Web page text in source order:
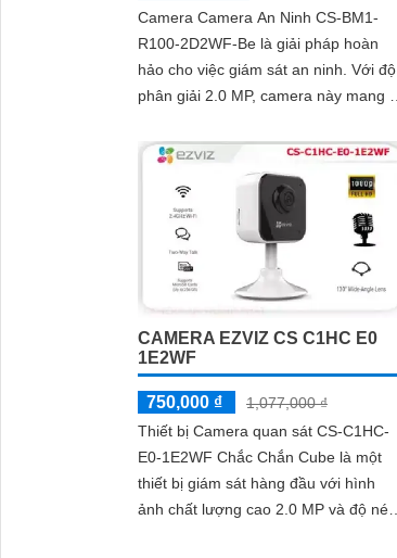
Camera Camera An Ninh CS-BM1-
R100-2D2WF-Be là giải pháp hoàn
hảo cho việc giám sát an ninh. Với độ
phân giải 2.0 MP, camera này mang lại
CAMERA EZVIZ CS C1HC E0
1E2WF
750,000 ₫
1,077,000 ₫
Thiết bị Camera quan sát CS-C1HC-
E0-1E2WF Chắc Chắn Cube là một
thiết bị giám sát hàng đầu với hình
ảnh chất lượng cao 2.0 MP và độ nét